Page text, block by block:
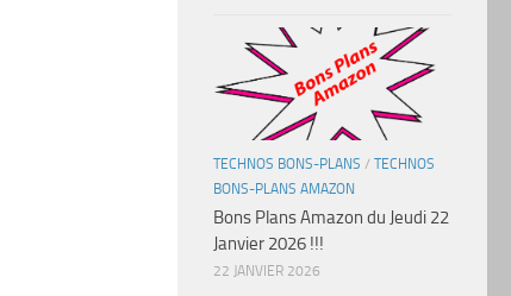
TECHNOS BONS-PLANS / TECHNOS
BONS-PLANS AMAZON
Bons Plans Amazon du Jeudi 22
Janvier 2026 !!!
22 JANVIER 2026